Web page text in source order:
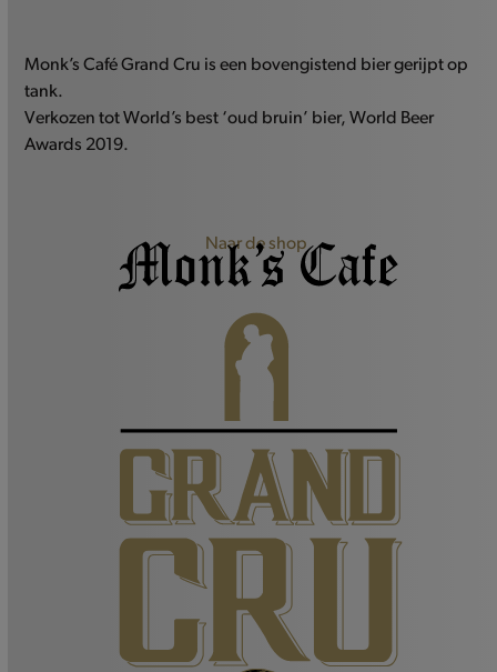
Monk’s Café Grand Cru is een bovengistend bier gerijpt op
tank.
Verkozen tot World’s best ‘oud bruin’ bier, World Beer
Awards 2019.
Naar de shop